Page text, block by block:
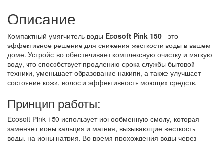
Описание
Компактный умягчитель воды Ecosoft Pink 150 - это
эффективное решение для снижения жесткости воды в вашем
доме. Устройство обеспечивает комплексную очистку и мягкую
воду, что способствует продлению срока службы бытовой
техники, уменьшает образование накипи, а также улучшает
состояние кожи, волос и эффективность моющих средств.
Принцип работы:
Ecosoft Pink 150 использует ионообменную смолу, которая
заменяет ионы кальция и магния, вызывающие жесткость
воды, на ионы натрия. Во время прохождения воды через